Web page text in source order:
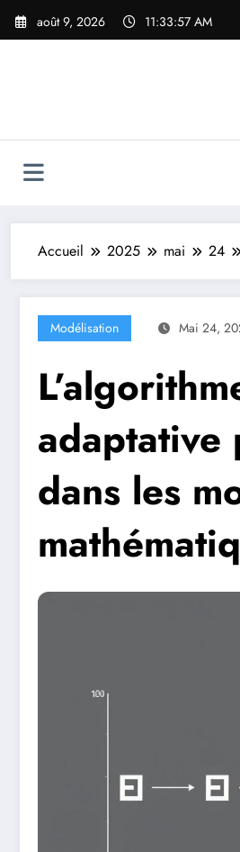
Aller
août 9, 2026 11:33:59 AM
Accueil 2025 mai 24
Modélisation Mai 24,
adaptative
dans les